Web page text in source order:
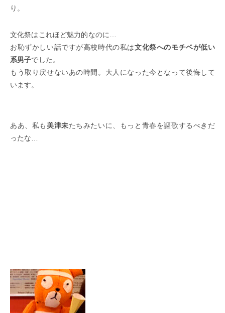
り。
文化祭はこれほど魅力的なのに…
お恥ずかしい話ですが高校時代の私は文化祭へのモチベが低い
系男子でした。
もう取り戻せないあの時間。大人になった今となって後悔して
います。
ああ、私も美津未たちみたいに、もっと青春を謳歌するべきだ
ったな…